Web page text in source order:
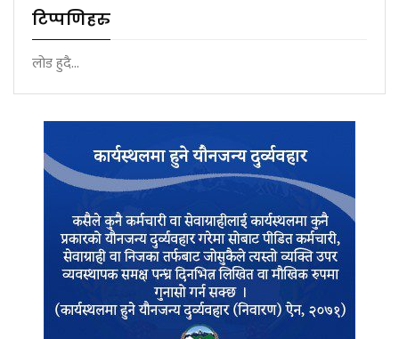
टिप्पणिहरु
लोड हुदै...